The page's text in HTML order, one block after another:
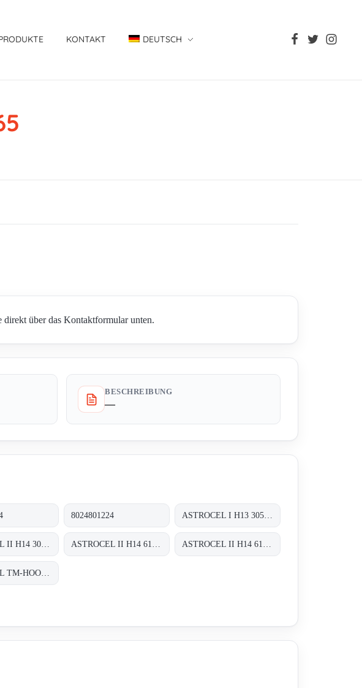
KONTAKT DEUTSCH
über das Kontaktformular unten.
BESCHREIBUNG
—
8024801224